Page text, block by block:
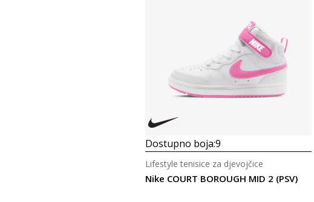
Dostupno boja:9
Nike COURT BOROUGH MID 2 (PSV)
Lifestyle tenisice za djevojčice